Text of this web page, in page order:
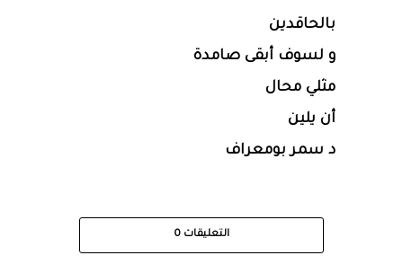
بالحاقدين
و لسوف أبقى صامدة
مثلي محال
أن يلين
د سمر بومعراف
التعليقات 0